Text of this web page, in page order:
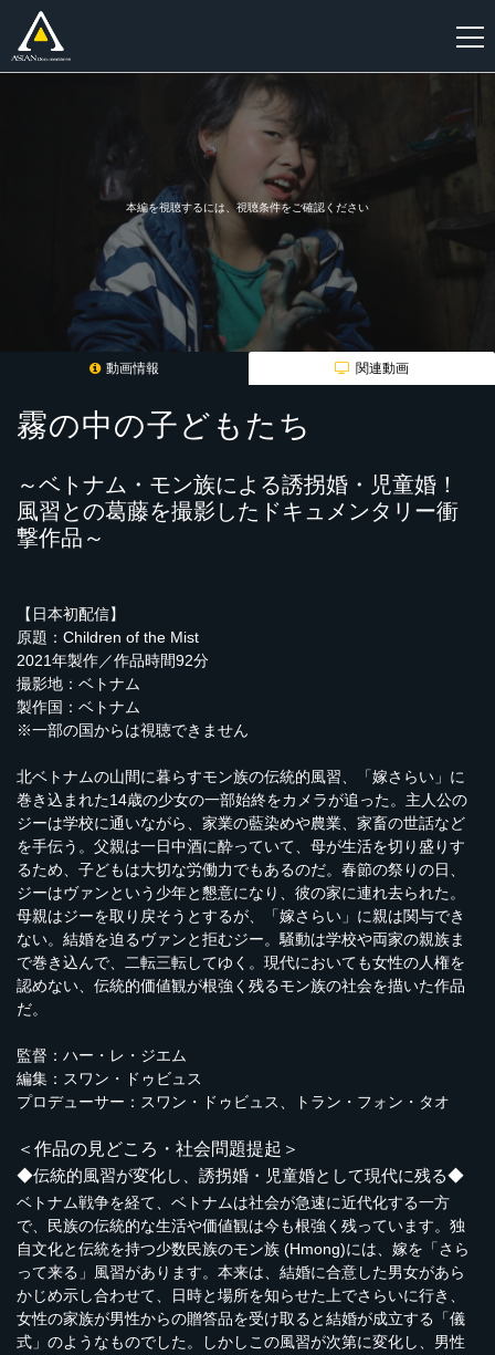
本編を視聴するには、視聴条件をご確認ください
動画情報 関連動画
霧の中の子どもたち
～ベトナム・モン族による誘拐婚・児童婚！
風習との葛藤を撮影したドキュメンタリー衝
撃作品～
【日本初配信】
原題：Children of the Mist
2021年製作／作品時間92分
撮影地：ベトナム
製作国：ベトナム
※一部の国からは視聴できません
北ベトナムの山間に暮らすモン族の伝統的風習、「嫁さらい」に
巻き込まれた14歳の少女の一部始終をカメラが追った。主人公の
ジーは学校に通いながら、家業の藍染めや農業、家畜の世話など
を手伝う。父親は一日中酒に酔っていて、母が生活を切り盛りす
るため、子どもは大切な労働力でもあるのだ。春節の祭りの日、
ジーはヴァンという少年と懇意になり、彼の家に連れ去られた。
母親はジーを取り戻そうとするが、「嫁さらい」に親は関与でき
ない。結婚を迫るヴァンと拒むジー。騒動は学校や両家の親族ま
で巻き込んで、二転三転してゆく。現代においても女性の人権を
認めない、伝統的価値観が根強く残るモン族の社会を描いた作品
だ。
監督：ハー・レ・ジエム
編集：スワン・ドゥビュス
プロデューサー：スワン・ドゥビュス、トラン・フォン・タオ
＜作品の見どころ・社会問題提起＞
◆伝統的風習が変化し、誘拐婚・児童婚として現代に残る◆
ベトナム戦争を経て、ベトナムは社会が急速に近代化する一方
で、民族の伝統的な生活や価値観は今も根強く残っています。独
自文化と伝統を持つ少数民族のモン族 (Hmong)には、嫁を「さら
って来る」風習があります。本来は、結婚に合意した男女があら
かじめ示し合わせて、日時と場所を知らせた上でさらいに行き、
女性の家族が男性からの贈答品を受け取ると結婚が成立する「儀
式」のようなものでした。しかしこの風習が次第に変化し、男性